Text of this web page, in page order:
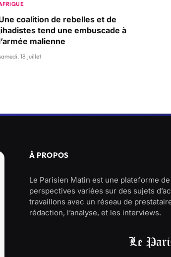
coalition de rebelles et de
tend une embuscade à
malienne
18 juillet
À PROPOS
Le Parisien Matin est une plateforme
perspectives variées sur des sujets
travaillons avec un réseau de
rédaction, l’analyse, et les interviews.